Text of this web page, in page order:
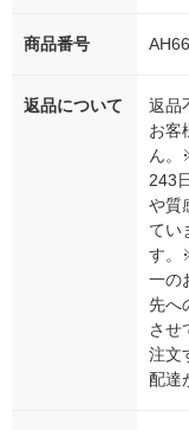
商品番号
返品について
返品
お客
ん。
243
や質
てい
す。
一の
先へ
させ
注文
配達